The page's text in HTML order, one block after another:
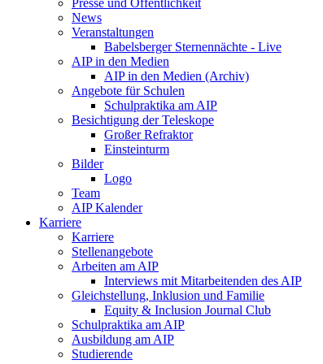
Presse und Öffentlichkeit
News
Veranstaltungen
Babelsberger Sternennächte - Live
AIP in den Medien
AIP in den Medien (Archiv)
Angebote für Schulen
Schulpraktika am AIP
Besichtigung der Teleskope
Großer Refraktor
Einsteinturm
Bilder
Logo
Team
AIP Kalender
Karriere
Karriere
Stellenangebote
Arbeiten am AIP
Interviews mit Mitarbeitenden des AIP
Gleichstellung, Inklusion und Familie
Equity & Inclusion Journal Club
Schulpraktika am AIP
Ausbildung am AIP
Studierende